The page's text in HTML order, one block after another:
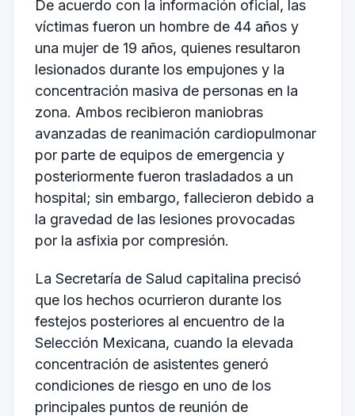
De acuerdo con la información oficial, las
víctimas fueron un hombre de 44 años y
una mujer de 19 años, quienes resultaron
lesionados durante los empujones y la
concentración masiva de personas en la
zona. Ambos recibieron maniobras
avanzadas de reanimación cardiopulmonar
por parte de equipos de emergencia y
posteriormente fueron trasladados a un
hospital; sin embargo, fallecieron debido a
la gravedad de las lesiones provocadas
por la asfixia por compresión.
La Secretaría de Salud capitalina precisó
que los hechos ocurrieron durante los
festejos posteriores al encuentro de la
Selección Mexicana, cuando la elevada
concentración de asistentes generó
condiciones de riesgo en uno de los
principales puntos de reunión de